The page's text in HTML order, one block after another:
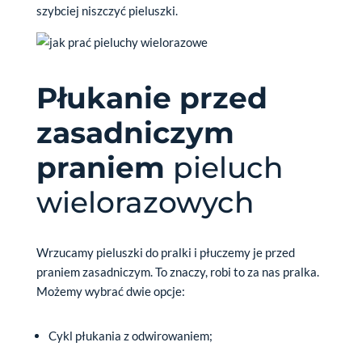
szybciej niszczyć pieluszki.
Płukanie przed
zasadniczym
praniem pieluch
wielorazowych
Wrzucamy pieluszki do pralki i płuczemy je przed
praniem zasadniczym. To znaczy, robi to za nas pralka.
Możemy wybrać dwie opcje:
Cykl płukania z odwirowaniem;